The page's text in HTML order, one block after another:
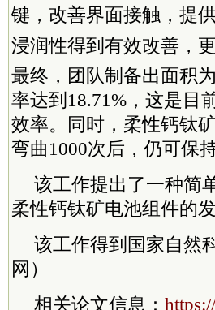
键，改善界面接触，提
浸润性得到有效改善，
最终，团队制备出面积
率达到18.71%，这是目
效率。同时，柔性钙钛
弯曲1000次后，仍可保
该工作提出了一种简
柔性钙钛矿电池组件的
该工作得到国家自然
网）
相关论文信息：